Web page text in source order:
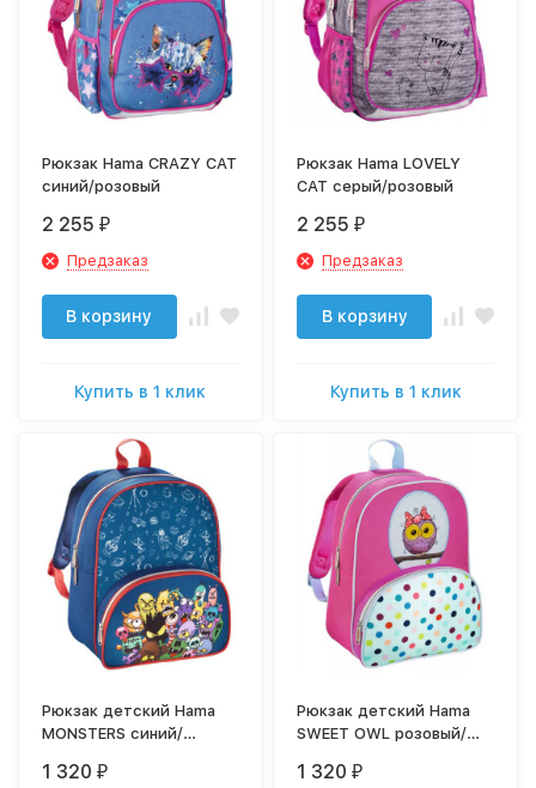
Рюкзак Hama CRAZY CAT
синий/розовый
2 255 ₽
Предзаказ
В корзину
Купить в 1 клик
Рюкзак Hama LOVELY
CAT серый/розовый
2 255 ₽
Предзаказ
В корзину
Купить в 1 клик
Рюкзак детский Hama
MONSTERS синий/
1 320 ₽
Рюкзак детский Hama
SWEET OWL розовый/
1 320 ₽